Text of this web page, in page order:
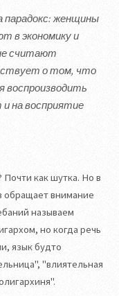
парадокс: женщины
в экономику и
считают
о том, что
воспроизводить
на восприятие
Почти как шутка. Но в
обращает внимание
называем
но когда речь
язык будто
"влиятельная